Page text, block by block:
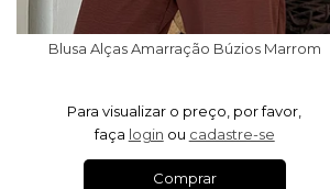
Blusa Alças Amarração Búzios Marrom
Para visualizar o preço, por favor,
faça login ou cadastre-se
Comprar